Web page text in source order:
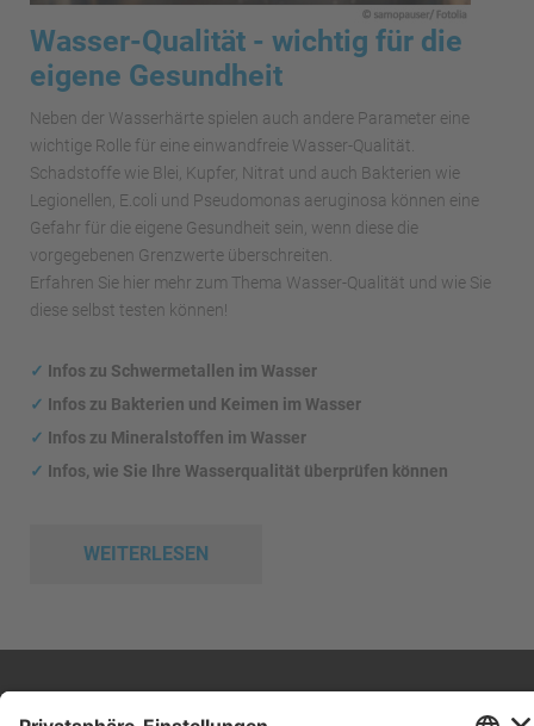
Wasser-Qualität - wichtig für die
eigene Gesundheit
Neben der Wasserhärte spielen auch andere Parameter eine
wichtige Rolle für eine einwandfreie Wasser-Qualität.
Schadstoffe wie Blei, Kupfer, Nitrat und auch Bakterien wie
Legionellen, E.coli und Pseudomonas aeruginosa können eine
Gefahr für die eigene Gesundheit sein, wenn diese die
vorgegebenen Grenzwerte überschreiten.
Erfahren Sie hier mehr zum Thema Wasser-Qualität und wie Sie
diese selbst testen können!
✓ Infos zu Schwermetallen im Wasser
✓ Infos zu Bakterien und Keimen im Wasser
✓ Infos zu Mineralstoffen im Wasser
✓ Infos, wie Sie Ihre Wasserqualität überprüfen können
WEITERLESEN